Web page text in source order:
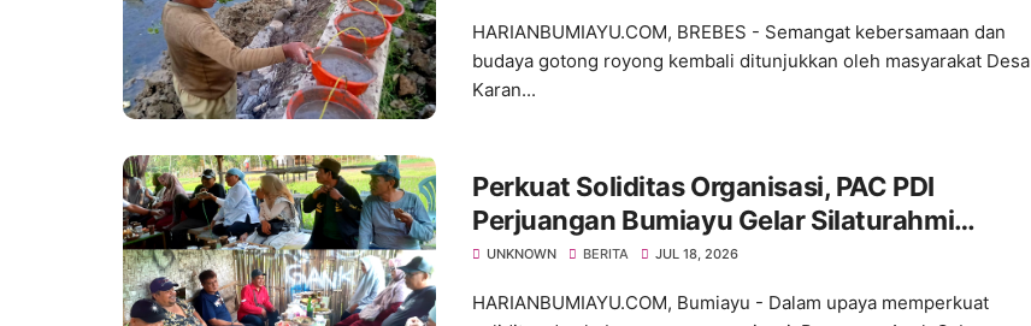
HARIANBUMIAYU.COM, BREBES - Semangat kebersamaan dan
budaya gotong royong kembali ditunjukkan oleh masyarakat Desa
Karan...
Perkuat Soliditas Organisasi, PAC PDI
Perjuangan Bumiayu Gelar Silaturahmi
Bersama Pengurus Ranting
UNKNOWN BERITA JUL 18, 2026
HARIANBUMIAYU.COM, Bumiayu - Dalam upaya memperkuat